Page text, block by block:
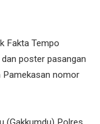
Fakta Tempo
poster pasangan
Pamekasan nomor